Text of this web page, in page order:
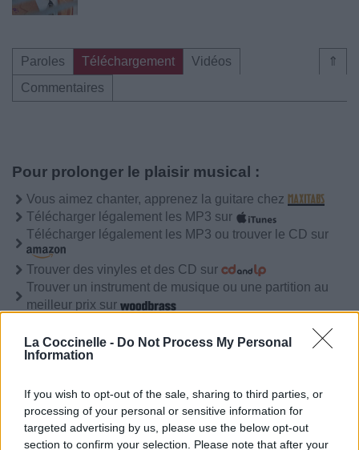
La Coccinelle - Do Not Process My Personal
Information
If you wish to opt-out of the sale, sharing to third parties, or
processing of your personal or sensitive information for
targeted advertising by us, please use the below opt-out
section to confirm your selection. Please note that after your
⇑
Paroles Téléchargement
Vidéos
Commentaires
Pour prolonger le plaisir musical :
Vous aimez chanter, apprenez la guitare chez
Télécharger légalement les MP3 sur
Télécharger légalement les MP3 ou trouver le CD sur
Trouver des vinyles et des CD sur
Trouver un instrument de musique ou une partition au
meilleur prix sur
Paroles Téléchargement
Voir la vidéo de «J'ai Vécu»